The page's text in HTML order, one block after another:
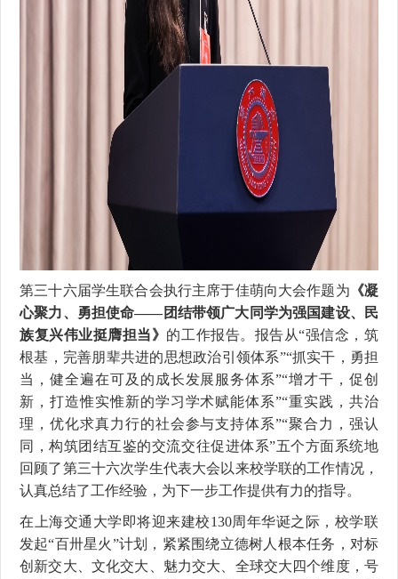
第三十六届学生联合会执行主席于佳萌向大会作题为 《凝
心聚力、勇担使命—— 团结带领广大同学为强国建设、民
族复兴伟业挺膺担当》 的工作报告。报告从“强信念，筑
根基，完善朋辈共进的思想政治引领体系”“抓实干，勇担
当，健全遍在可及的成长发展服务体系”“增才干，促创
新，打造惟实惟新的学习学术赋能体系”“重实践，共治
理，优化求真力行的社会参与支持体系”“聚合力，强认
同，构筑团结互鉴的交流交往促进体系”五个方面系统地
回顾了第三十六次学生代表大会以来校学联的工作情况，
认真总结了工作经验，为下一步工作提供有力的指导。
在上海交通大学即将迎来建校130周年华诞之际，校学联
发起“百卅星火”计划，紧紧围绕立德树人根本任务，对标
创新交大、文化交大、魅力交大、全球交大四个维度，号